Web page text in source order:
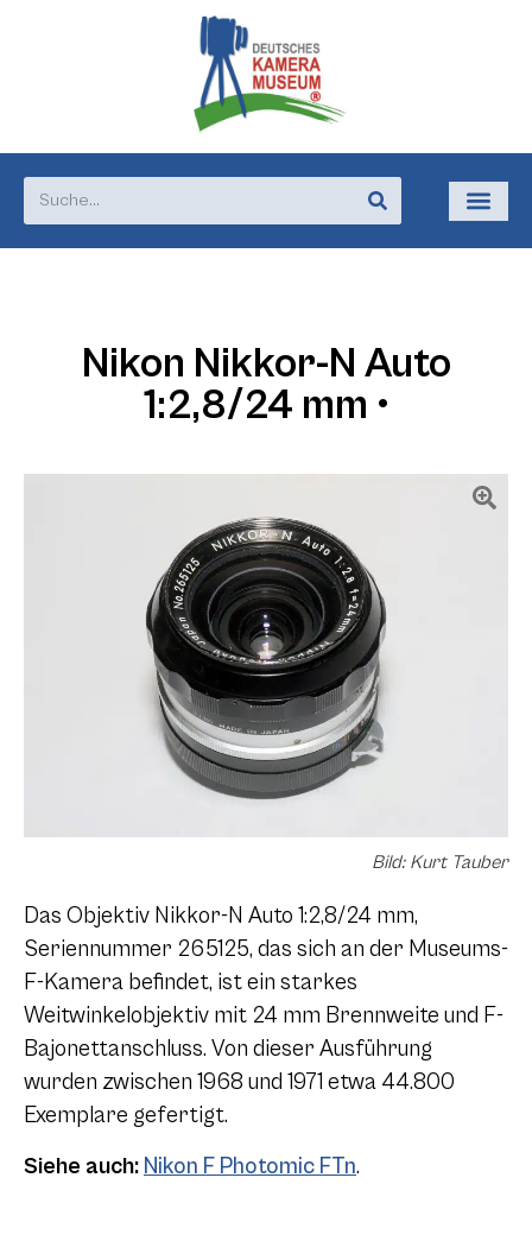
Nikon Nikkor-N Auto
1:2,8/24 mm •
Bild: Kurt Tauber
Das Objektiv Nikkor-N Auto 1:2,8/24 mm,
Seriennummer 265125, das sich an der Museums-
F-Kamera befindet, ist ein starkes
Weitwinkelobjektiv mit 24 mm Brennweite und F-
Bajonettanschluss. Von dieser Ausführung
wurden zwischen 1968 und 1971 etwa 44.800
Exemplare gefertigt.
Siehe auch: Nikon F Photomic FTn.